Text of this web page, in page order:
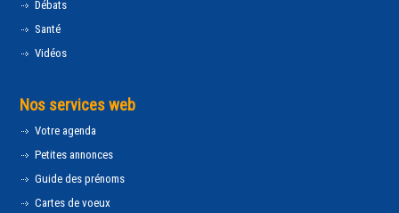
Débats
Santé
Vidéos
Nos services web
Votre agenda
Petites annonces
Guide des prénoms
Cartes de voeux